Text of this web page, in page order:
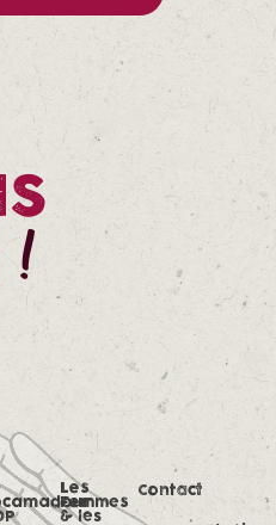
!
Les
Femmes
& les
Contact